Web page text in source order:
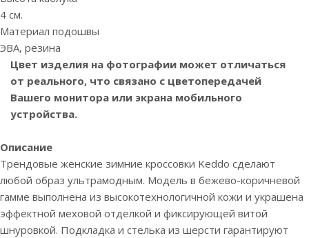
4 см.
Материал подошвы
ЭВА, резина
Цвет изделия на фотографии может отличаться
от реального, что связано с цветопередачей
Вашего монитора или экрана мобильного
устройства.
Описание
Трендовые женские зимние кроссовки Keddo сделают
любой образ ультрамодным. Модель в бежево-коричневой
гамме выполнена из высокотехнологичной кожи и украшена
эффектной меховой отделкой и фиксирующей витой
шнуровкой. Подкладка и стелька из шерсти гарантируют